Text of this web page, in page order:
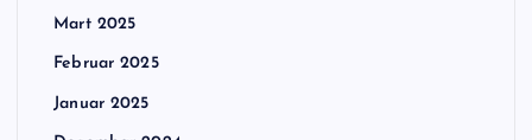
Mart 2025
Februar 2025
Januar 2025